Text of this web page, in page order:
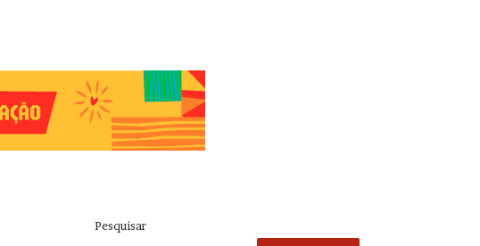
Pesquisar